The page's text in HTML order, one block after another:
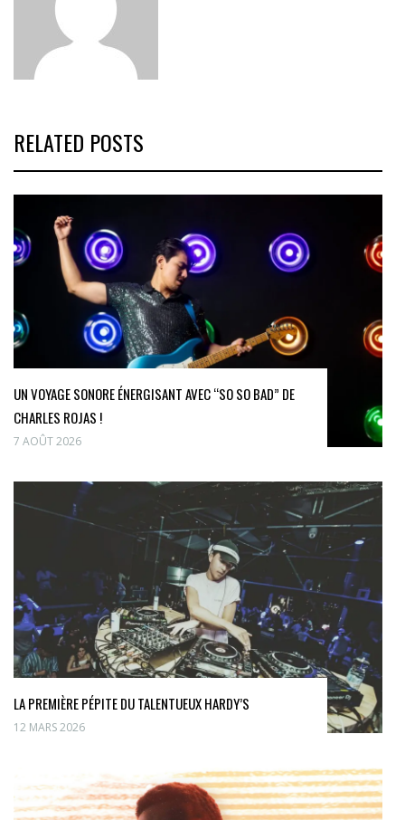
RELATED POSTS
UN VOYAGE SONORE ÉNERGISANT AVEC “SO SO BAD” DE
CHARLES ROJAS !
7 AOÛT 2026
LA PREMIÈRE PÉPITE DU TALENTUEUX HARDY’S
12 MARS 2026